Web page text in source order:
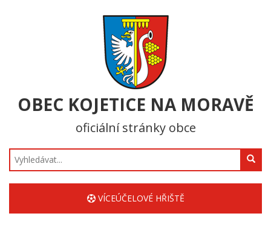
OBEC KOJETICE NA MORAVĚ
oficiální stránky obce
Hledat
VÍCEÚČELOVÉ HŘIŠTĚ